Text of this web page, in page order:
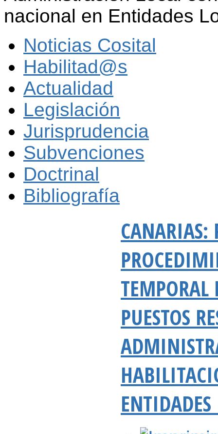
nacional en Entidades
Noticias Cosital
Habilitad@s
Actualidad
Legislación
Jurisprudencia
Subvenciones
Doctrinal
Bibliografía
CANARIAS:
TEMPORAL
PUESTOS
ENTIDADES